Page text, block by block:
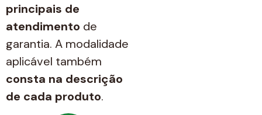
principais de
atendimento de
garantia. A modalidade
aplicável também
consta na descrição
de cada produto.